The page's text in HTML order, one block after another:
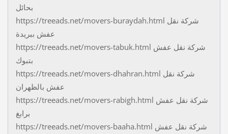
بحائل
https://treeads.net/movers-buraydah.html شركة نقل
عفش ببريدة
https://treeads.net/movers-tabuk.html شركة نقل عفش
بتبوك
https://treeads.net/movers-dhahran.html شركة نقل
عفش بالظهران
https://treeads.net/movers-rabigh.html شركة نقل عفش
برابغ
https://treeads.net/movers-baaha.html شركة نقل عفش